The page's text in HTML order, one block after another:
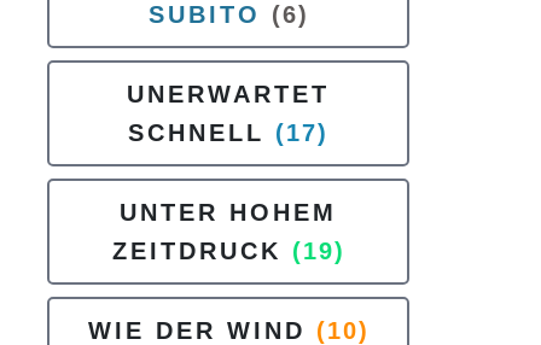
SUBITO (6)
UNERWARTET
SCHNELL (17)
UNTER HOHEM
ZEITDRUCK (19)
WIE DER WIND (10)